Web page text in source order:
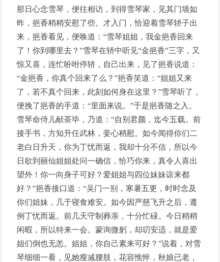
那日心念雪琴，便往相访，到得雪琴家，见其门墙如
昨，挹香稍稍安慰了些。才入门，恰迎着雪琴轿子出
来，挹香看见，便唤道：“雪琴姐姐，我金挹香回来
了！你到哪里去？”雪琴在轿中听见“金挹香”三字，又
惊又喜，连忙吩咐停轿，自己出来，见了挹香说道：
“金挹香，你真个回来了么？”挹香笑道：“姐姐又来
了，若不真个回来，此刻如何身在这里？”雪琴听了，
便挽了挹香的手道：“里面来说。”于是挹香随之入。
雪琴命侍儿献茶毕，乃道：“自别君颜，迄今五载。前
接手书，方知升任武林，妾心稍慰。如今闻得你们二
老白日升天，你为丁忧而返，我却十分不信，所以今
日欲到丽仙姐姐处问一确信，恰巧你来，真令人喜出
望外！你一向身子可好？爱姐姐与四位妹妹谅来都
好？”挹香接口道：“吴门一别，寒暑五更，时时念及
你们姐妹，几于寝食难安。如今因严慈飞升之后，遵
例丁忧而返。前几天守制葬亲，十分忙碌。今日稍稍
闲暇，所以特来一会。蒙询微躬，却叨安适，就是爱
姐们倒也无恙。姐姐，你自己素来可好？”说着，对雪
琴细细一看，见她瘦减腰肢，花容憔悴，秋娘已老，